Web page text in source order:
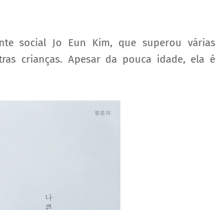
social Jo Eun Kim, que superou várias
crianças. Apesar da pouca idade, ela é